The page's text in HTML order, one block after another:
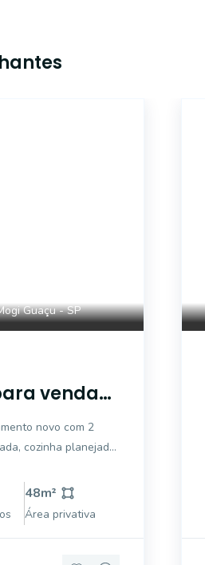
Guaçu - SP
venda
Recanto
novo com 2
cozinha planejada,
das Rosas,
no Jardim
48m²
Área privativa